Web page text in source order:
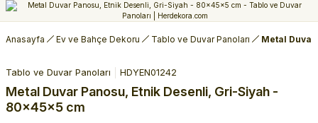
Anasayfa Ev ve Bahçe Dekoru Tablo ve Duvar Panoları Metal
Tablo ve Duvar Panoları HDYEN01242
Metal Duvar Panosu, Etnik Desenli, Gri-Siyah -
80x45x5 cm